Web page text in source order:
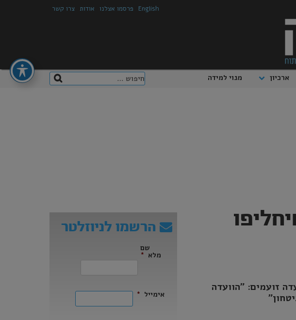
English פרסמו אצלנו אודות צרו קשר
חיפוש: ארכיון מנוי למידה
זועמים: "הוועדה
הרשמו לניוזלטר
שם
מלא *
אימייל *